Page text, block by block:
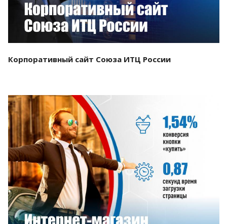
Корпоративный сайт Союза ИТЦ России
Смотреть проект